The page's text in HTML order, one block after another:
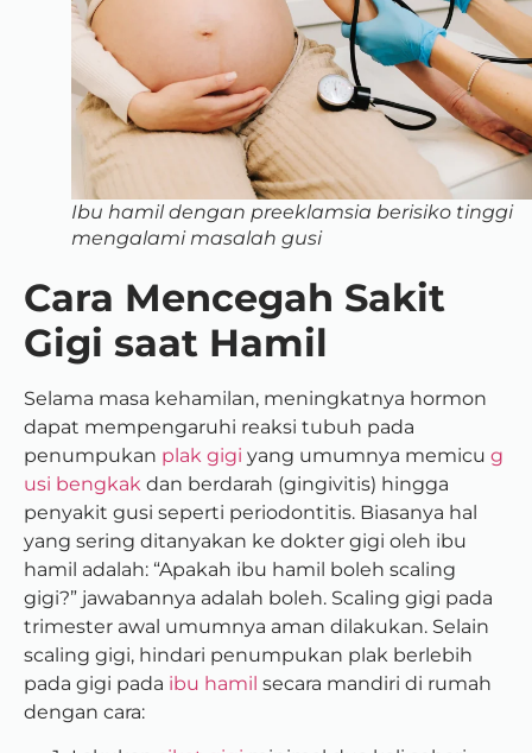
Ibu hamil dengan preeklamsia berisiko tinggi
mengalami masalah gusi
Cara Mencegah Sakit
Gigi saat Hamil
Selama masa kehamilan, meningkatnya hormon
dapat mempengaruhi reaksi tubuh pada
penumpukan plak gigi yang umumnya memicu g
usi bengkak dan berdarah (gingivitis) hingga
penyakit gusi seperti periodontitis. Biasanya hal
yang sering ditanyakan ke dokter gigi oleh ibu
hamil adalah: “Apakah ibu hamil boleh scaling
gigi?” jawabannya adalah boleh. Scaling gigi pada
trimester awal umumnya aman dilakukan. Selain
scaling gigi, hindari penumpukan plak berlebih
pada gigi pada ibu hamil secara mandiri di rumah
dengan cara: